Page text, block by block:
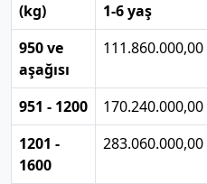
(kg)
1-6 yaş
950 ve
aşağısı
111.860.000,00
951 - 1200 170.240.000,00
1201 -
1600
283.060.000,00